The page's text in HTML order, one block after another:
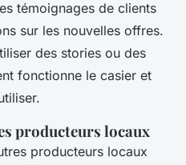
témoignages de clients
sur les nouvelles offres.
des stories ou des
fonctionne le casier et
producteurs locaux
producteurs locaux